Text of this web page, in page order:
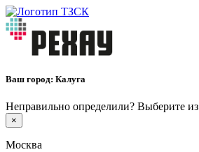
Ваш город: Калуга
Неправильно определили? Выберите из
×
Москва